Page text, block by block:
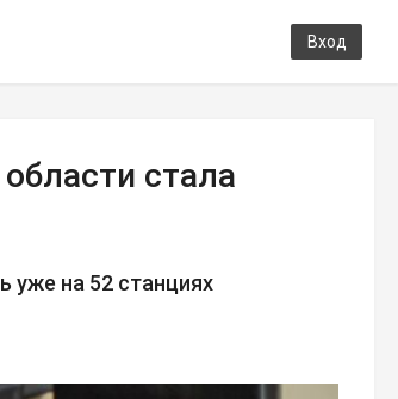
Вход
стала
на 52 станциях